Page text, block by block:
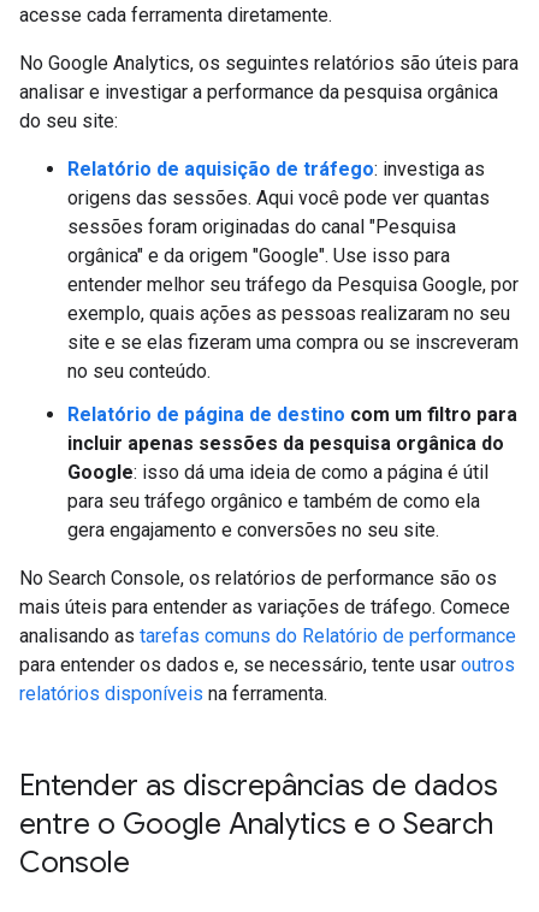
acesse cada ferramenta diretamente.
No Google Analytics, os seguintes relatórios são úteis para
analisar e investigar a performance da pesquisa orgânica
do seu site:
Relatório de aquisição de tráfego: investiga as
origens das sessões. Aqui você pode ver quantas
sessões foram originadas do canal "Pesquisa
orgânica" e da origem "Google". Use isso para
entender melhor seu tráfego da Pesquisa Google, por
exemplo, quais ações as pessoas realizaram no seu
site e se elas fizeram uma compra ou se inscreveram
no seu conteúdo.
Relatório de página de destino com um filtro para
incluir apenas sessões da pesquisa orgânica do
Google: isso dá uma ideia de como a página é útil
para seu tráfego orgânico e também de como ela
gera engajamento e conversões no seu site.
No Search Console, os relatórios de performance são os
mais úteis para entender as variações de tráfego. Comece
analisando as tarefas comuns do Relatório de performance
para entender os dados e, se necessário, tente usar outros
relatórios disponíveis na ferramenta.
Entender as discrepâncias de dados
entre o Google Analytics e o Search
Console